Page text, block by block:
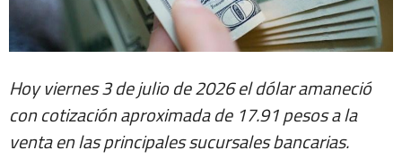
Hoy viernes 3 de julio de 2026 el dólar amaneció
con cotización aproximada de 17.91 pesos a la
venta en las principales sucursales bancarias.